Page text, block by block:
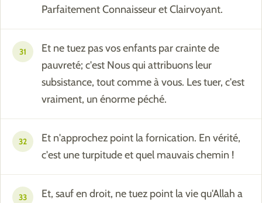
Parfaitement Connaisseur et Clairvoyant.
31
Et ne tuez pas vos enfants par crainte de
pauvreté; c'est Nous qui attribuons leur
subsistance, tout comme à vous. Les tuer, c'est
vraiment, un énorme péché.
32
Et n'approchez point la fornication. En vérité,
c'est une turpitude et quel mauvais chemin !
33
Et, sauf en droit, ne tuez point la vie qu'Allah a